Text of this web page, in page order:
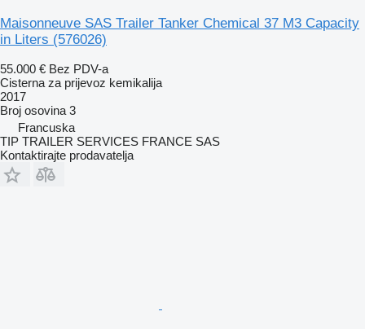
Maisonneuve SAS Trailer Tanker Chemical 37 M3 Capacity
in Liters (576026)
55.000 € Bez PDV-a
Cisterna za prijevoz kemikalija
2017
Broj osovina 3
Francuska
TIP TRAILER SERVICES FRANCE SAS
Kontaktirajte prodavatelja